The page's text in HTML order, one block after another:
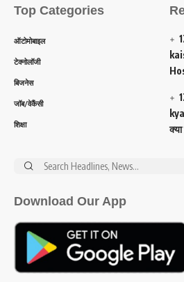
Top Categories
ऑटोमोबाइल
टेक्नोलॉजी
बिजनेस
जॉब/वेकैंसी
शिक्षा
Search
Download Our App